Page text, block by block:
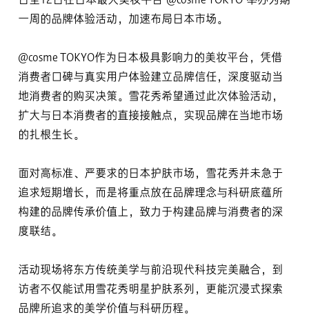
一周的品牌体验活动，加速布局日本市场。
@cosme TOKYO作为日本极具影响力的美妆平台，凭借
消费者口碑与真实用户体验建立品牌信任，深度驱动当
地消费者的购买决策。雪花秀希望通过此次体验活动，
扩大与日本消费者的直接接触点，实现品牌在当地市场
的扎根生长。
面对高标准、严要求的日本护肤市场，雪花秀并未急于
追求短期增长，而是将重点放在品牌理念与科研底蕴所
构建的品牌传承价值上，致力于构建品牌与消费者的深
度联结。
活动现场将东方传统美学与前沿现代科技完美融合，到
访者不仅能试用雪花秀明星护肤系列，更能沉浸式探索
品牌所追求的美学价值与科研历程。